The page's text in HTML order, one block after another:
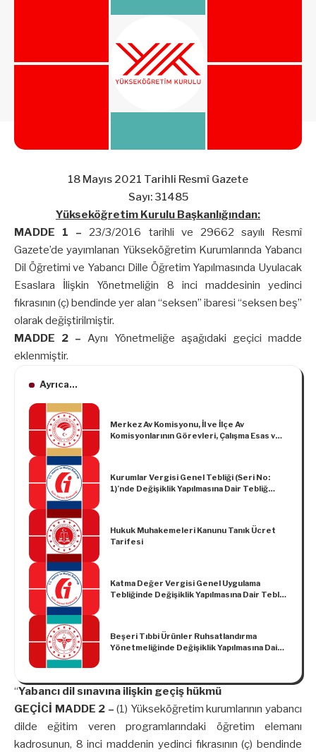
18 Mayıs 2021 Tarihli Resmî Gazete
Sayı: 31485
Yükseköğretim Kurulu Başkanlığından:
MADDE 1 – 23/3/2016 tarihli ve 29662 sayılı Resmî
Gazete’de yayımlanan Yükseköğretim Kurumlarında Yabancı
Dil Öğretimi ve Yabancı Dille Öğretim Yapılmasında Uyulacak
Esaslara İlişkin Yönetmeliğin 8 inci maddesinin yedinci
fıkrasının (ç) bendinde yer alan “seksen” ibaresi “seksen beş”
olarak değiştirilmiştir.
MADDE 2 – Aynı Yönetmeliğe aşağıdaki geçici madde
eklenmiştir.
Ayrıca...
Merkez Av Komisyonu, İl ve İlçe Av
Komisyonlarının Görevleri, Çalışma Esas ve
Kurumlar Vergisi Genel Tebliği (Seri No:
1)’nde Değişiklik Yapılmasına Dair Tebliğ
Hukuk Muhakemeleri Kanunu Tanık Ücret
Tarifesi
Katma Değer Vergisi Genel Uygulama
Tebliğinde Değişiklik Yapılmasına Dair Tebliğ
Beşeri Tıbbi Ürünler Ruhsatlandırma
Yönetmeliğinde Değişiklik Yapılmasına Dair
“Yabancı dil sınavına ilişkin geçiş hükmü
GEÇİCİ MADDE 2 –(1) Yükseköğretim kurumlarının yabancı
dilde eğitim veren programlarındaki öğretim elemanı
kadrosunun, 8 inci maddenin yedinci fıkrasının (ç) bendinde